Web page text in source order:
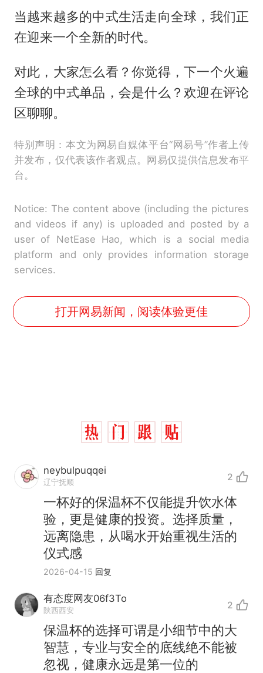
当越来越多的中式生活走向全球，我们正
在迎来一个全新的时代。
对此，大家怎么看？你觉得，下一个火遍
全球的中式单品，会是什么？欢迎在评论
区聊聊。
特别声明：本文为网易自媒体平台“网易号”作者上传
并发布，仅代表该作者观点。网易仅提供信息发布平
台。
Notice: The content above (including the pictures
and videos if any) is uploaded and posted by a
user of NetEase Hao, which is a social media
platform and only provides information storage
services.
打开网易新闻，阅读体验更佳
neybulpuqqei
辽宁抚顺 2
一杯好的保温杯不仅能提升饮水体
验，更是健康的投资。选择质量，
远离隐患，从喝水开始重视生活的
仪式感
2026-04-15 回复
有态度网友06f3To
陕西西安 2
保温杯的选择可谓是小细节中的大
智慧，专业与安全的底线绝不能被
忽视，健康永远是第一位的